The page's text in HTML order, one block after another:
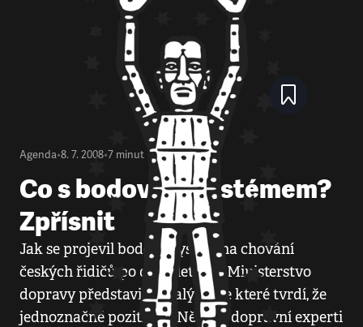
Agenda•8. 7. 2008•7 minut
Co s bodovým systémem?
Zpřísnit
Jak se projevil bodový systém na chování
českých řidičů po dvou letech? Ministerstvo
dopravy představilo analýzu, ve které tvrdí, že
jednoznačně pozitivně. Někteří dopravní experti